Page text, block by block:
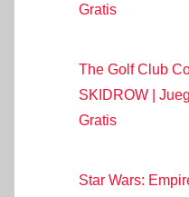
Gratis
The Golf Club
SKIDROW |
Gratis
Star Wars: